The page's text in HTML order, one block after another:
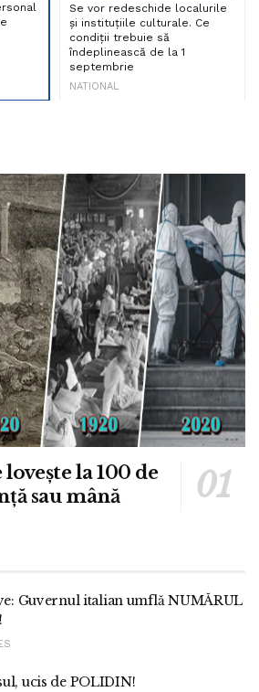
Se vor redeschide localurile
și instituțiile culturale. Ce
condiții trebuie să
îndeplinească de la 1
septembrie
NATIONAL
la 100 de
sau mână
Guvernul italian umflă NUMĂRUL
ucis de POLIDIN!